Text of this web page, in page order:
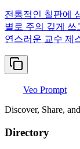
전통적인 칠판에
별로 주의 깊게
연스러운 교수 제
Veo Prompt
Discover, Share,
Directory